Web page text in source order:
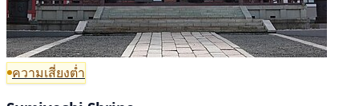
ความเสี่ยงต่ำ